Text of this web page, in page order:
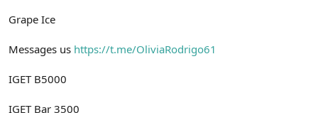
Grape Ice
Messages us https://t.me/OliviaRodrigo61
IGET B5000
IGET Bar 3500